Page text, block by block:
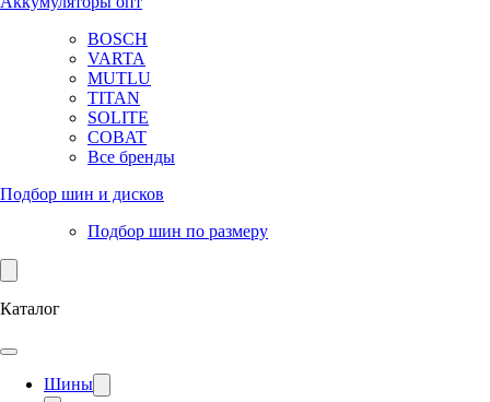
BOSCH
VARTA
MUTLU
TITAN
SOLITE
COBAT
Все бренды
Подбор шин и дисков
Подбор шин по размеру
Каталог
Шины